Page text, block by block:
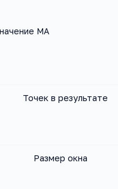
MA
Точек в результате
Размер окна